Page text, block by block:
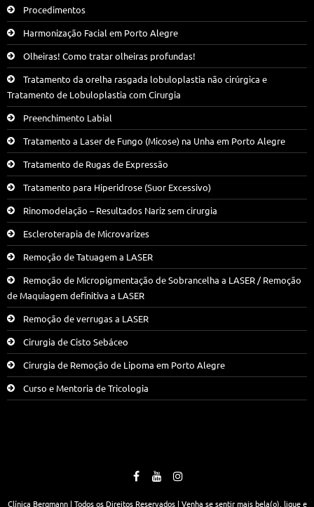
Procedimentos
Harmonização Facial em Porto Alegre
Olheiras! Como tratar olheiras profundas!
Tratamento da orelha rasgada lobuloplastia não cirúrgica e
Tratamento de Lobuloplastia com Cirurgia
Preenchimento Labial
Tratamento a Laser de Fungo (Micose) na Unha em Porto Alegre
Tratamento de Rugas de Expressão
Tratamento para Hiperidrose (Suor Excessivo)
Rinomodelação – Resultados Nariz sem cirurgia
Escleroterapia de Microvarizes
Remoção de Tatuagem a LASER
Remoção de Micropigmentação de Sobrancelha a LASER / Remoção
de Maquiagem definitiva a LASER
Remoção de verrugas a LASER
Cirurgia de Cisto Sebáceo
Cirurgia de Remoção de Lipoma em Porto Alegre
Curso e Mentoria de Tricologia
Clínica Bergmann | Todos os Direitos Reservados | Venha se sentir mais bela(o), ligue e